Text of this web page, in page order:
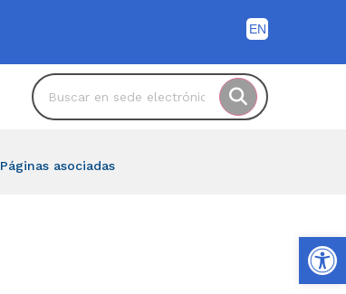
Páginas asociadas